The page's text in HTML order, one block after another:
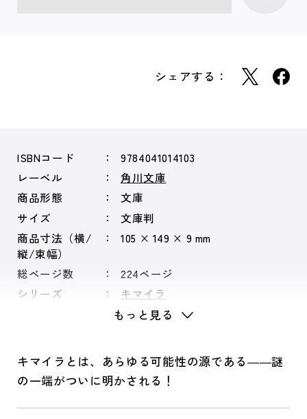
シェアする：
ISBNコード
9784041014103
レーベル
角川文庫
商品形態
文庫
サイズ
文庫判
商品寸法（横/
縦/束幅）
105 × 149 × 9 mm
総ページ数
224ページ
シリーズ
キマイラ
もっと見る
キマイラとは、あらゆる可能性の源である――謎
の一端がついに明かされる！